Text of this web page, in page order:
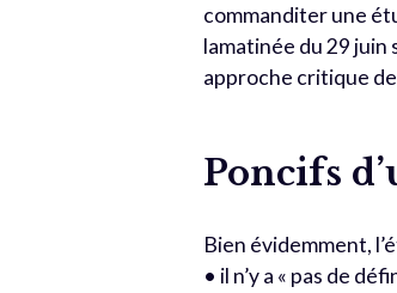
commanditer une
lamatinée du 29 juin
approche critique de
Poncifs
Bien évidemment,
• il n’y a « pas de